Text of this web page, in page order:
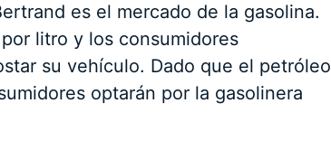
es el mercado de la gasolina.
litro y los consumidores
su vehículo. Dado que el petróleo
optarán por la gasolinera